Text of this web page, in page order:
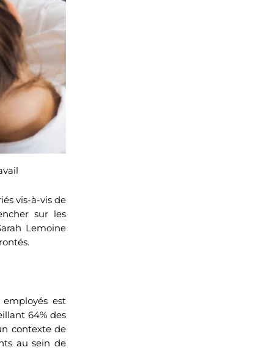
vis-à-vis de
sur les
Lemoine
est
64% des
contexte de
au sein de